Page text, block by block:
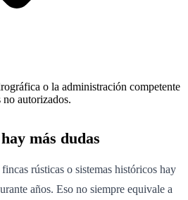
o la administración competente
no autorizados.
más dudas
rústicas o sistemas históricos hay
años. Eso no siempre equivale a